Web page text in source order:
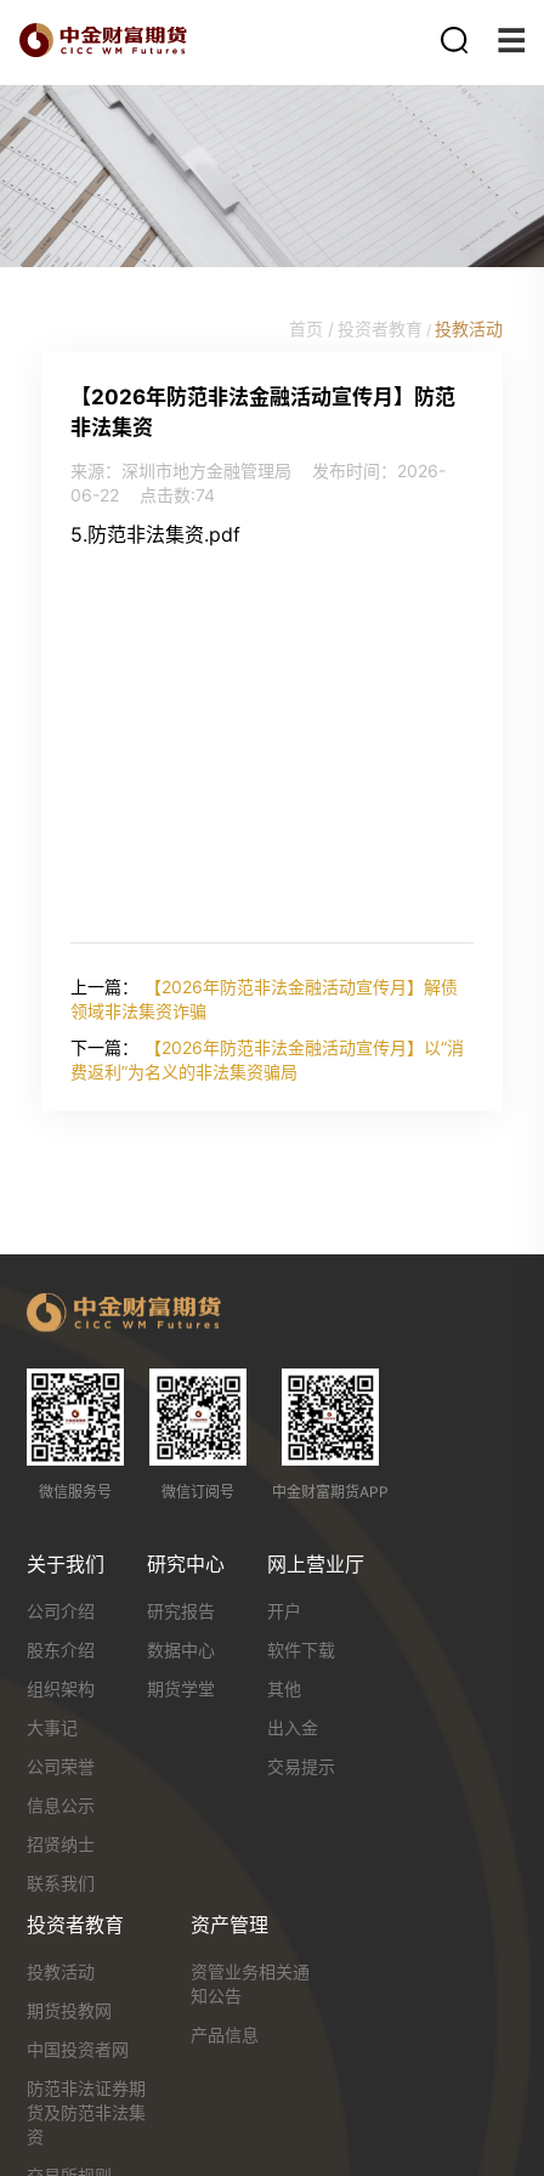
首页 / 投资者教育 / 投教活动
【2026年防范非法金融活动宣传月】防范
非法集资
来源：深圳市地方金融管理局
发布时间：2026-
06-22
点击数:74
5.防范非法集资.pdf
上一篇：
【2026年防范非法金融活动宣传月】解债
领域非法集资诈骗
下一篇：
【2026年防范非法金融活动宣传月】以“消
费返利”为名义的非法集资骗局
微信服务号 微信订阅号 中金财富期货APP
关于我们
公司介绍
股东介绍
组织架构
大事记
公司荣誉
信息公示
招贤纳士
联系我们
研究中心
研究报告
数据中心
期货学堂
网上营业厅
开户
软件下载
其他
出入金
交易提示
投资者教育
投教活动
期货投教网
中国投资者网
防范非法证券期
货及防范非法集
资
资产管理
资管业务相关通
知公告
产品信息